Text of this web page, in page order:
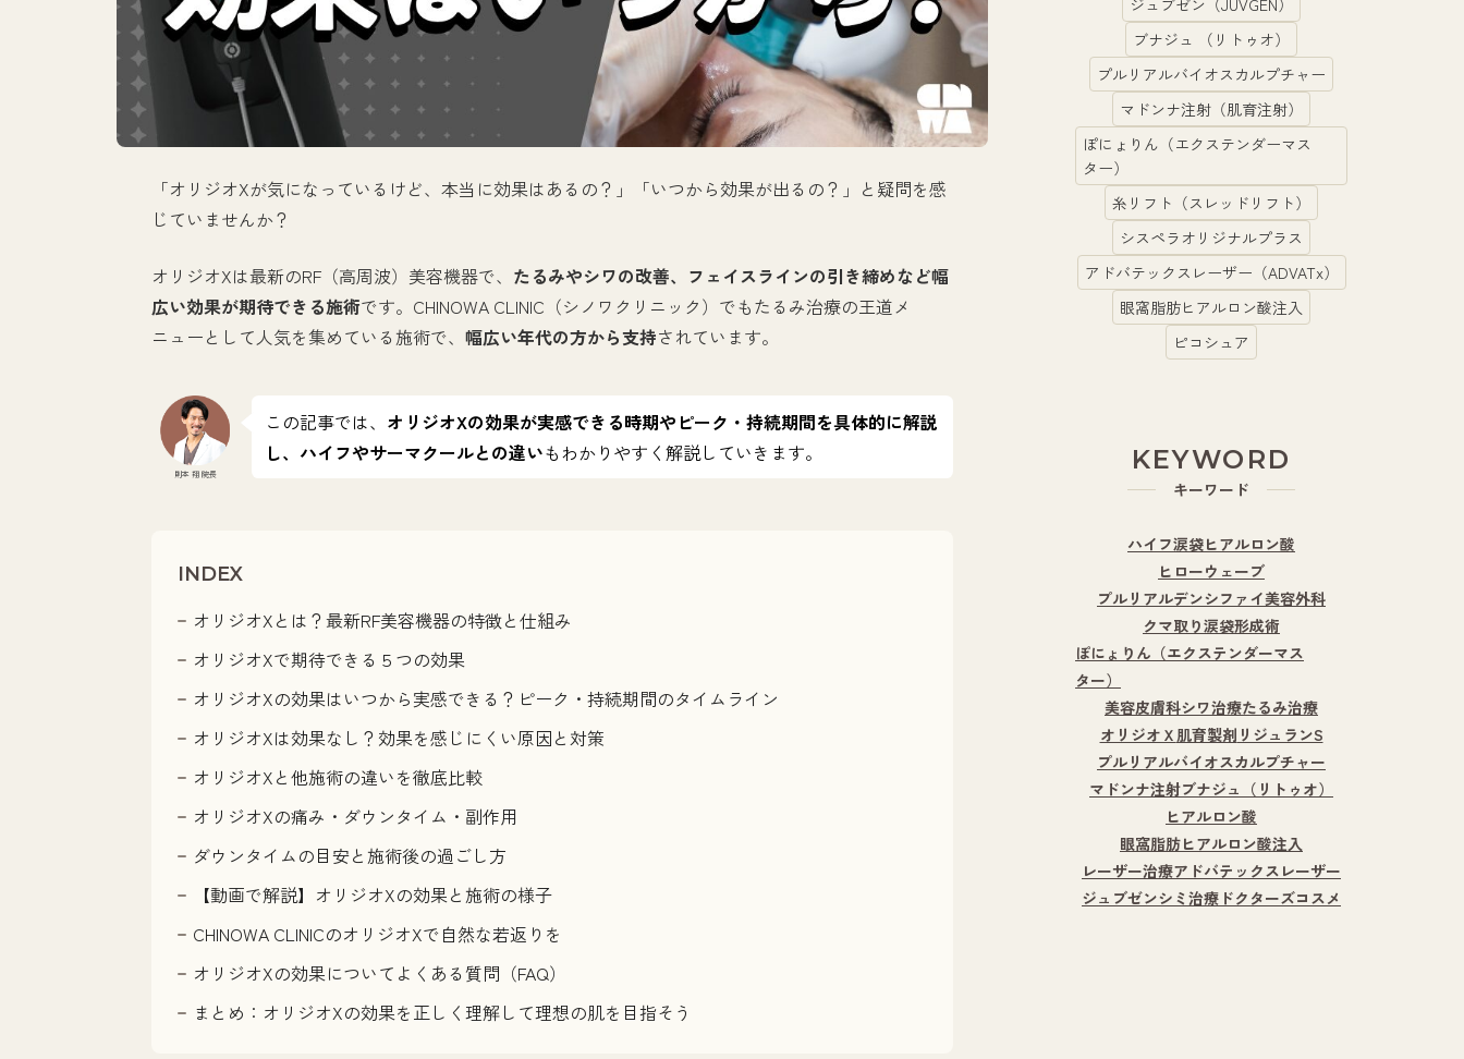
「オリジオXが気になっているけど、本当に効果はあるの？」「いつから効果が出るの？」と疑問を感
じていませんか？
オリジオXは最新のRF（高周波）美容機器で、 たるみやシワの改善、フェイスラインの引き締めなど幅
広い効果が期待できる施術です。CHINOWA CLINIC（シノワクリニック）でもたるみ治療の王道メ
ニューとして人気を集めている施術で、 幅広い年代の方から支持されています。
則本 翔 院長
この記事では、 オリジオXの効果が実感できる時期やピーク・持続期間を具体的に解説
し、ハイフやサーマクールとの違いもわかりやすく解説していきます。
INDEX
オリジオXとは？最新RF美容機器の特徴と仕組み
オリジオXで期待できる５つの効果
オリジオXの効果はいつから実感できる？ピーク・持続期間のタイムライン
オリジオXは効果なし？効果を感じにくい原因と対策
オリジオXと他施術の違いを徹底比較
オリジオXの痛み・ダウンタイム・副作用
ダウンタイムの目安と施術後の過ごし方
【動画で解説】オリジオXの効果と施術の様子
CHINOWA CLINICのオリジオXで自然な若返りを
オリジオXの効果についてよくある質問（FAQ）
まとめ：オリジオXの効果を正しく理解して理想の肌を目指そう
ジュブゼン（JUVGEN）
ブナジュ （リトゥオ）
プルリアルバイオスカルプチャー
マドンナ注射（肌育注射）
ぽにょりん（エクステンダーマス
ター）
糸リフト（スレッドリフト）
シスペラオリジナルプラス
アドバテックスレーザー（ADVATx）
眼窩脂肪ヒアルロン酸注入
ピコシュア
KEYWORD
キーワード
ハイフ涙袋ヒアルロン酸
ヒローウェーブ
プルリアルデンシファイ美容外科
クマ取り涙袋形成術
ぽにょりん（エクステンダーマス
ター）
美容皮膚科シワ治療たるみ治療
オリジオＸ肌育製剤 リジュランS
プルリアルバイオスカルプチャー
マドンナ注射ブナジュ（リトゥオ）
ヒアルロン酸
眼窩脂肪ヒアルロン酸注入
レーザー治療アドバテックスレーザー
ジュブゼンシミ治療 ドクターズコスメ